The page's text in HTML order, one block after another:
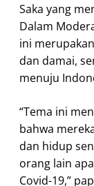
Saka yang
Dalam
ini
dan damai,
menuju
“Tema ini
bahwa
dan hidup
orang lain
Covid-19,”